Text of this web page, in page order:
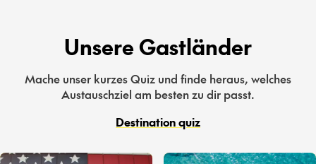
Unsere Gastländer
Mache unser kurzes Quiz und finde heraus, welches
Austauschziel am besten zu dir passt.
Destination quiz